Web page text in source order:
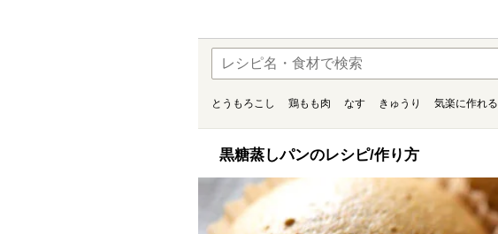
とうもろこし 鶏もも肉 なす きゅうり 気楽に作れる
黒糖蒸しパンのレシピ/作り方